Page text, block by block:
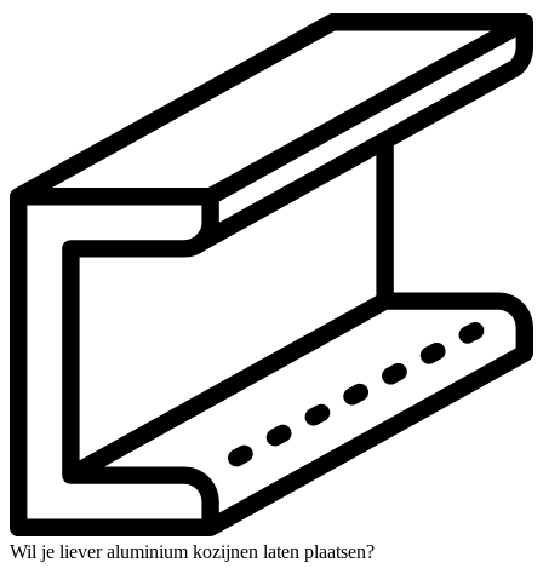
Wil je liever aluminium kozijnen laten plaatsen?